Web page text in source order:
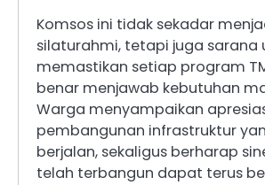
Komsos ini tidak sekadar
silaturahmi, tetapi juga sarana
memastikan setiap program
benar menjawab kebutuhan
Warga menyampaikan
pembangunan infrastruktur
berjalan, sekaligus berharap
telah terbangun dapat terus